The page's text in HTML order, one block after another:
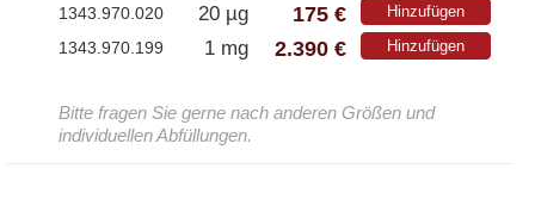
1343.970.020 20 µg 175 € Hinzufügen
1343.970.199 1 mg 2.390 € Hinzufügen
Bitte fragen Sie gerne nach anderen Größen und
individuellen Abfüllungen.